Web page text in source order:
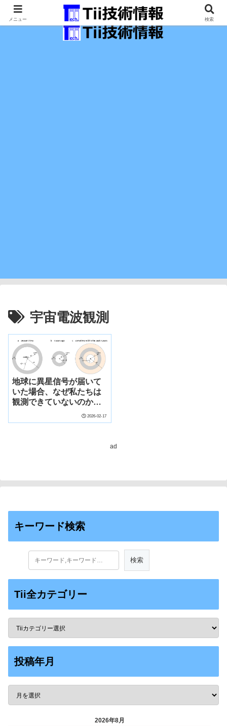
最新の科学技術の情報インフラ。
宇宙電波観測
地球に異星信号が届いて
いた場合、なぜ私たちは
観測できていないのか
reached Earth, why
2026-02-17
ad
キーワード検索
Tii全カテゴリー
投稿年月
2026年8月
メニュー 検索